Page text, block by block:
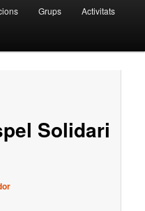
Grups Activitats
Solidari